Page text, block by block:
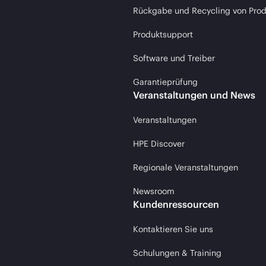
Rückgabe und Recycling von
Produktsupport
Software und Treiber
Garantieprüfung
Veranstaltungen und News
Veranstaltungen
HPE Discover
Regionale Veranstaltungen
Newsroom
Kundenressourcen
Kontaktieren Sie uns
Schulungen & Training